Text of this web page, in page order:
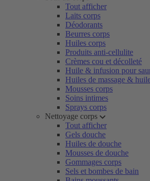
Tout afficher
Laits corps
Déodorants
Beurres corps
Huiles corps
Produits anti-cellulite
Crèmes cou et décolleté
Huile & infusion pour
Huiles de massage &
Mousses corps
Soins intimes
Sprays corps
Nettoyage corps
Tout afficher
Gels douche
Huiles de douche
Mousses de douche
Gommages corps
Sels et bombes de bain